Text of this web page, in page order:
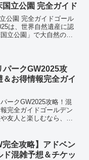
立公園 完全ガイド
公園 完全ガイドゴール
は、世界自然遺産に認
立公園」で大自然の魅
パークGW2025攻
＆お得情報完全ガイ
ークGW2025攻略！混
完全ガイドゴールデン
友人と楽しむなら、富
ところです。本記事で
ためのコ...
完全攻略】アドベン
ド混雑予想＆チケッ